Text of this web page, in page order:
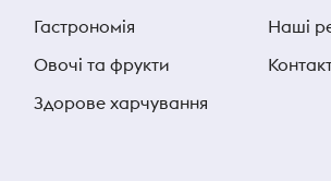
Гастрономія
Овочі та фрукти
Здорове харчування
Наші